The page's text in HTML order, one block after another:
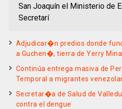
San Joaquín el Ministerio de
Secretarí
Adjudicar�n predios donde
a Guchen�, tierra de Yerry Mina
Continúa entrega masiva de
Temporal a migrantes
Secretar�a de Salud de
contra el dengue